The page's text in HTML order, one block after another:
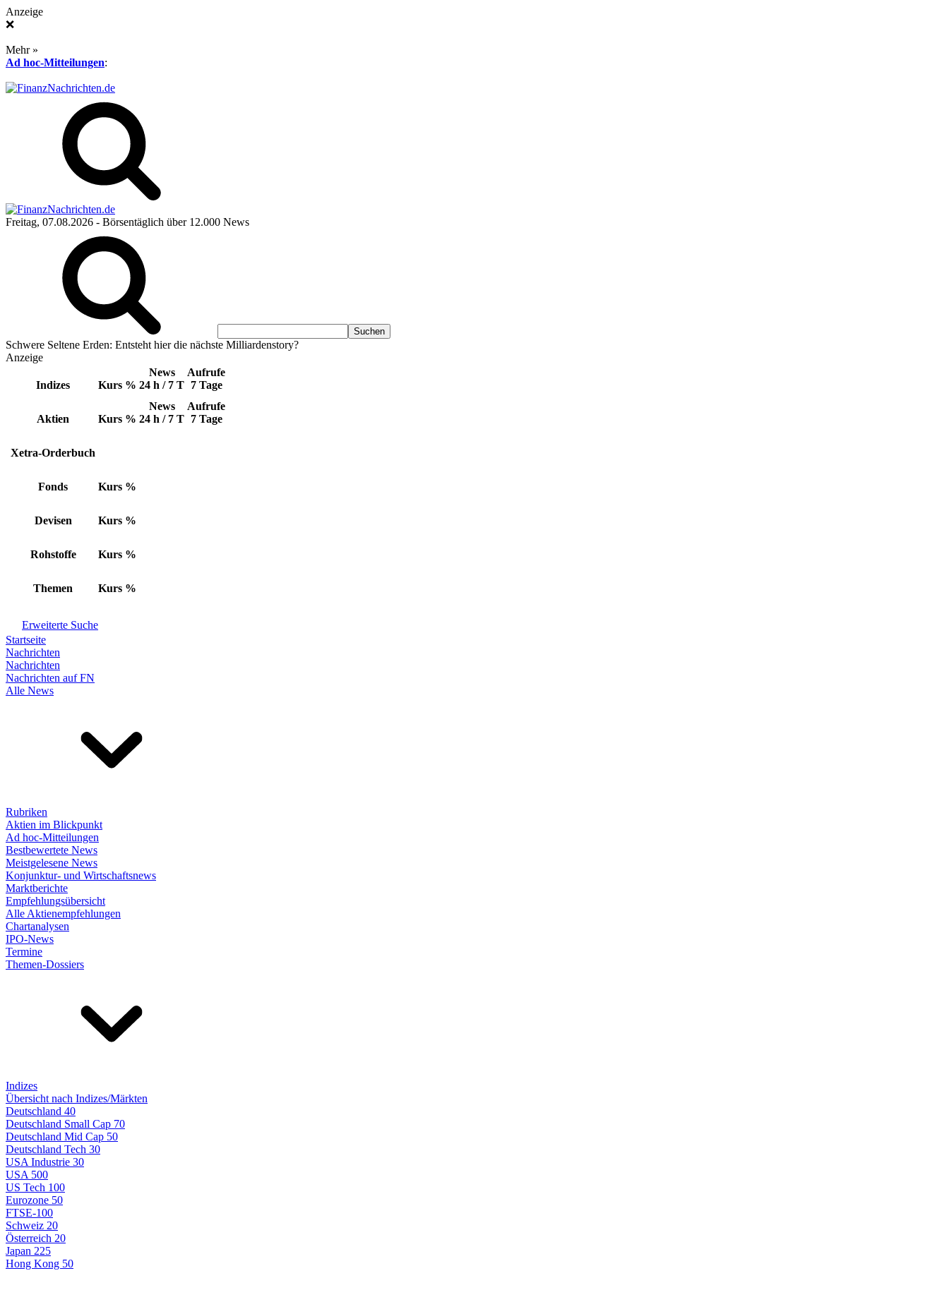
Anzeige
❌
Mehr »
Ad hoc-Mitteilungen:
Freitag, 07.08.2026 - Börsentäglich über 12.000 News
Schwere Seltene Erden: Entsteht hier die nächste Milliardenstory?
Anzeige
Indizes Kurs %
News
24 h / 7 T
Aufrufe
7 Tage
Aktien Kurs %
News
24 h / 7 T
Aufrufe
7 Tage
Xetra-Orderbuch
Fonds Kurs %
Devisen Kurs %
Rohstoffe Kurs %
Themen Kurs %
Erweiterte Suche
Startseite
Nachrichten
Nachrichten
Nachrichten auf FN
Alle News
Rubriken
Aktien im Blickpunkt
Ad hoc-Mitteilungen
Bestbewertete News
Meistgelesene News
Konjunktur- und Wirtschaftsnews
Marktberichte
Empfehlungsübersicht
Alle Aktienempfehlungen
Chartanalysen
IPO-News
Termine
Themen-Dossiers
Indizes
Übersicht nach Indizes/Märkten
Deutschland 40
Deutschland Small Cap 70
Deutschland Mid Cap 50
Deutschland Tech 30
USA Industrie 30
USA 500
US Tech 100
Eurozone 50
FTSE-100
Schweiz 20
Österreich 20
Japan 225
Hong Kong 50